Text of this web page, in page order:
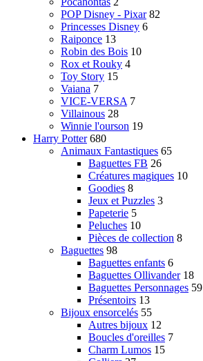
POP Disney - Pixar 82
Princesses Disney 6
Raiponce 13
Robin des Bois 10
Rox et Rouky 4
Toy Story 15
Vaiana 7
VICE-VERSA 7
Villainous 28
Winnie l'ourson 19
Harry Potter 680
Animaux Fantastiques 65
Baguettes FB 26
Créatures magiques 10
Goodies 8
Jeux et Puzzles 3
Papeterie 5
Peluches 10
Pièces de collection 8
Baguettes 98
Baguettes enfants 6
Baguettes Ollivander 18
Baguettes Personnages 59
Présentoirs 13
Bijoux ensorcelés 55
Autres bijoux 12
Boucles d'oreilles 7
Charm Lumos 15